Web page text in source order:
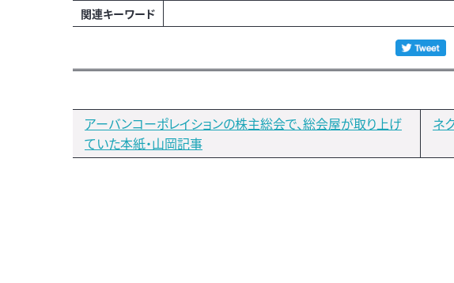
関連キーワード
アーバンコーポレイションの株主総会で、総会屋が取り上げ
ていた本紙・山岡記事
ネ